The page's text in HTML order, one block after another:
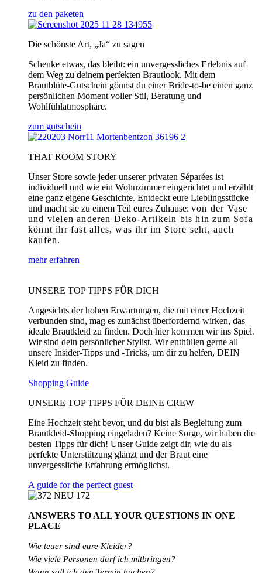
zu den paketen
Die schönste Art, „Ja“ zu sagen
Schenke etwas, das bleibt: ein unvergessliches Erlebnis auf
dem Weg zu deinem perfekten Brautlook. Mit dem
Brautblüte-Gutschein gönnst du einer Bride-to-be einen ganz
persönlichen Moment voller Stil, Beratung und
Wohlfühlatmosphäre.
zum gutschein
THAT ROOM STORY
Unser Store sowie jeder unserer privaten Séparées ist
individuell und wie ein Wohnzimmer eingerichtet und erzählt
eine ganz eigene Geschichte. Entdeckt eure Lieblingsstücke
und macht sie zu einem Teil eures Zuhause: von der Vase
und vielen anderen Deko-Artikeln bis hin zum Sofa
könnt ihr fast alles, was ihr im Store seht, auch
kaufen.
mehr erfahren
UNSERE TOP TIPPS FÜR DICH
Angesichts der hohen Erwartungen, die mit einer Hochzeit
verbunden sind, mag es zunächst überfordernd wirken, das
ideale Brautkleid zu finden. Doch hier kommen wir ins Spiel.
Wir sind dein persönlicher Stylist. Wir enthüllen gerne all
unsere Insider-Tipps und -Tricks, um dir zu helfen, DEIN
Kleid zu finden.
Shopping Guide
UNSERE TOP TIPPS FÜR DEINE CREW
Eine Hochzeit steht bevor, und du bist als Begleitung zum
Brautkleid-Shopping eingeladen? Keine Sorge, wir haben die
besten Tipps für dich! Unser Guide zeigt dir, wie du als
perfekte Unterstützung glänzt und der Braut eine
unvergessliche Erfahrung ermöglichst.
A guide for the perfect guest
ANSWERS TO ALLYOUR QUESTIONS IN ONE
PLACE
Wie teuer sind eure Kleider?
Wie viele Personen darf ich mitbringen?